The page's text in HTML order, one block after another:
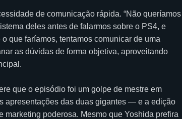
de comunicação rápida. “Não queríamos
deles antes de falarmos sobre o PS4, e
que faríamos, tentamos comunicar de uma
as dúvidas de forma objetiva, aproveitando
que o episódio foi um golpe de mestre em
apresentações das duas gigantes — e a edição
poderosa. Mesmo que Yoshida prefira